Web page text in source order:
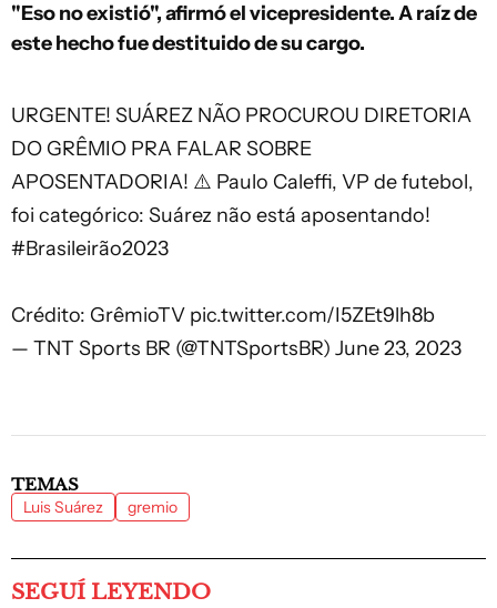
"Eso no existió", afirmó el vicepresidente. A raíz de
este hecho fue destituido de su cargo.
URGENTE! SUÁREZ NÃO PROCUROU DIRETORIA
DO GRÊMIO PRA FALAR SOBRE
APOSENTADORIA! ⚠️ Paulo Caleffi, VP de futebol,
foi categórico: Suárez não está aposentando!
#Brasileirão2023
Crédito: GrêmioTV pic.twitter.com/I5ZEt9lh8b
— TNT Sports BR (@TNTSportsBR) June 23, 2023
TEMAS
Luis Suárez gremio
SEGUÍ LEYENDO